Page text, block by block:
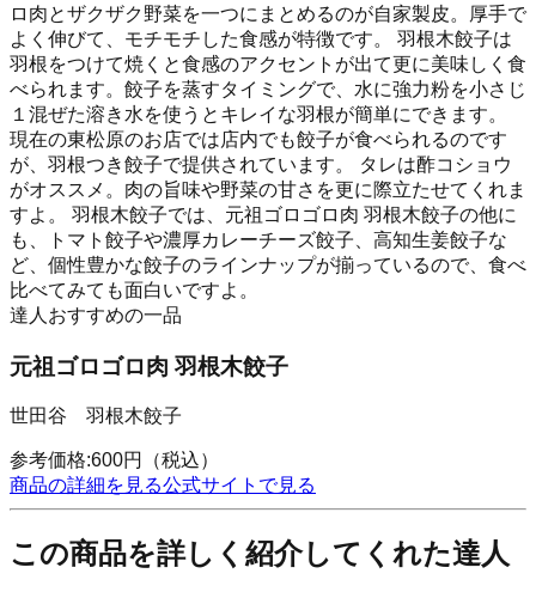
ロ肉とザクザク野菜を一つにまとめるのが自家製皮。厚手で
よく伸びて、モチモチした食感が特徴です。 羽根木餃子は
羽根をつけて焼くと食感のアクセントが出て更に美味しく食
べられます。餃子を蒸すタイミングで、水に強力粉を小さじ
１混ぜた溶き水を使うとキレイな羽根が簡単にできます。
現在の東松原のお店では店内でも餃子が食べられるのです
が、羽根つき餃子で提供されています。 タレは酢コショウ
がオススメ。肉の旨味や野菜の甘さを更に際立たせてくれま
すよ。 羽根木餃子では、元祖ゴロゴロ肉 羽根木餃子の他に
も、トマト餃子や濃厚カレーチーズ餃子、高知生姜餃子な
ど、個性豊かな餃子のラインナップが揃っているので、食べ
比べてみても面白いですよ。
達人おすすめの一品
元祖ゴロゴロ肉 羽根木餃子
世田谷 羽根木餃子
参考価格:600円
（税込）
商品の詳細を見る公式サイトで見る
この商品を詳しく紹介してくれた達人